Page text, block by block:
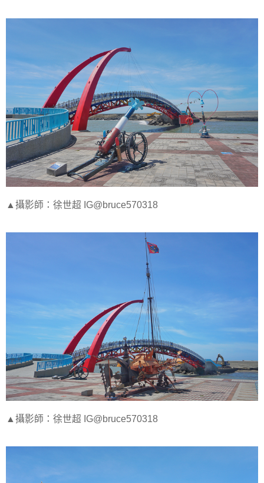
▲攝影師：徐世超 IG@bruce570318
▲攝影師：徐世超 IG@bruce570318